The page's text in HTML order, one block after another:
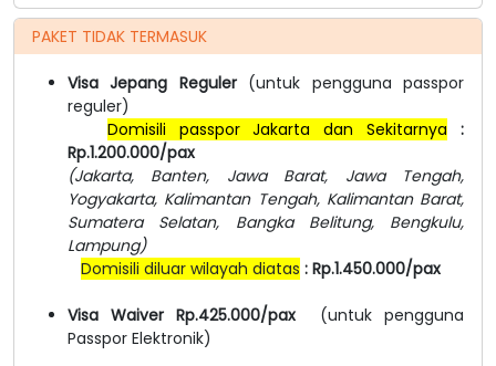
PAKET TIDAK TERMASUK
Visa Jepang Reguler (untuk pengguna passpor
reguler)
Domisili passpor Jakarta dan Sekitarnya
:
Rp.1.200.000/pax
(Jakarta, Banten, Jawa Barat, Jawa Tengah,
Yogyakarta, Kalimantan Tengah, Kalimantan Barat,
Sumatera Selatan, Bangka Belitung, Bengkulu,
Lampung)
Domisili diluar wilayah diatas : Rp.1.450.000/pax
Visa Waiver Rp.425.000/pax (untuk pengguna
Passpor Elektronik)